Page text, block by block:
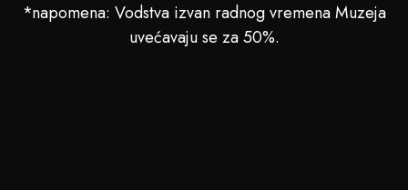
*napomena: Vodstva izvan radnog vremena Muzeja
uvećavaju se za 50%.